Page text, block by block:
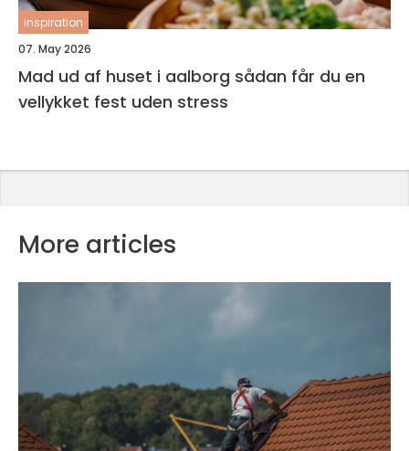
inspiration
07. May 2026
Mad ud af huset i aalborg sådan får du en
vellykket fest uden stress
More articles